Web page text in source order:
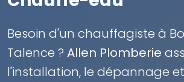
Besoin d'un chauffagiste à
Talence ? Allen Plomberie
l'installation, le dépannage